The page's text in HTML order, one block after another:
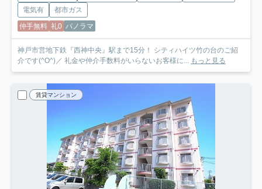
電気有
都市ガス
仲手無料 礼0 パノラマ
神戸市営地下鉄『西神中央』駅まで15分！ シティハイツ竹の台のご紹
介です(^O^)／ 礼金や仲介手数料がいらないお客様に... もっと見る
賃貸マンション